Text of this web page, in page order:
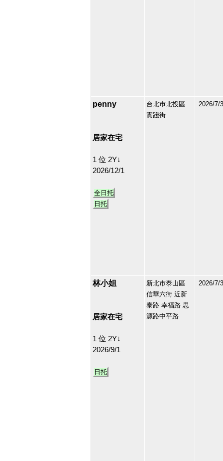
penny
居家在宅
1 位 2Y↓
2026/12/1
全日托
日托
台北巿北投區
實踐街
2026/7/
林小姐
居家在宅
1 位 2Y↓
2026/9/1
日托
新北市泰山區
信華六街 近新
泰路 幸福路 思
源路中平路
2026/7/